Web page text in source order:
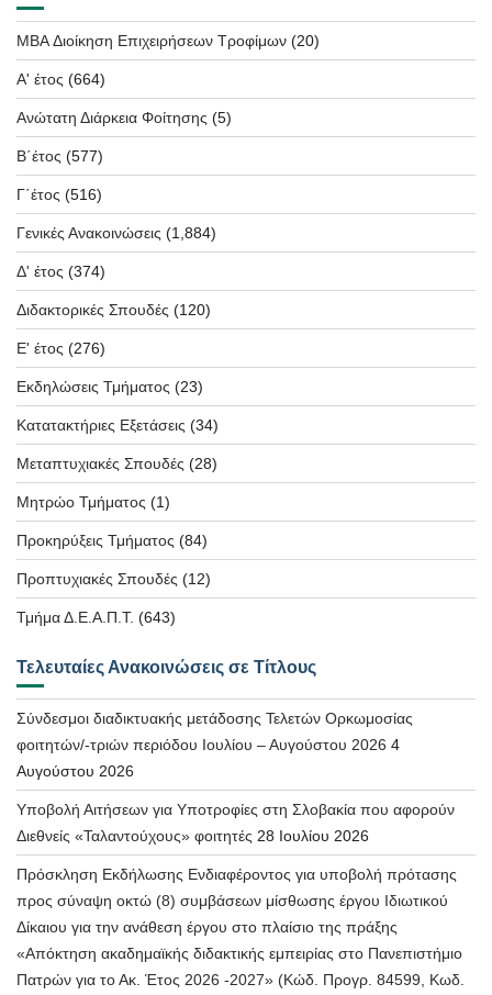
MBA Διοίκηση Επιχειρήσεων Τροφίμων (20)
Α' έτος (664)
Ανώτατη Διάρκεια Φοίτησης (5)
Β΄έτος (577)
Γ΄έτος (516)
Γενικές Ανακοινώσεις (1,884)
Δ' έτος (374)
Διδακτορικές Σπουδές (120)
Ε' έτος (276)
Εκδηλώσεις Τμήματος (23)
Κατατακτήριες Εξετάσεις (34)
Μεταπτυχιακές Σπουδές (28)
Μητρώο Τμήματος (1)
Προκηρύξεις Τμήματος (84)
Προπτυχιακές Σπουδές (12)
Τμήμα Δ.Ε.Α.Π.Τ. (643)
Τελευταίες Ανακοινώσεις σε Τίτλους
Σύνδεσμοι διαδικτυακής μετάδοσης Τελετών Ορκωμοσίας
φοιτητών/-τριών περιόδου Ιουλίου – Αυγούστου 2026 4
Αυγούστου 2026
Υποβολή Αιτήσεων για Υποτροφίες στη Σλοβακία που αφορούν
Διεθνείς «Ταλαντούχους» φοιτητές 28 Ιουλίου 2026
Πρόσκληση Εκδήλωσης Ενδιαφέροντος για υποβολή πρότασης
προς σύναψη οκτώ (8) συμβάσεων μίσθωσης έργου Ιδιωτικού
Δίκαιου για την ανάθεση έργου στο πλαίσιο της πράξης
«Απόκτηση ακαδημαϊκής διδακτικής εμπειρίας στο Πανεπιστήμιο
Πατρών για το Ακ. Έτος 2026 -2027» (Κώδ. Προγρ. 84599, Κωδ.